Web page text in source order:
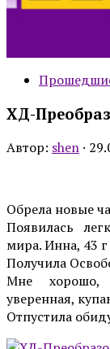
ХД-
Автор: shen ·
Обрела новые
Появилась
мира. Инна, 43 г
Получила
Мне хорошо,
уверенная,
Отпустила